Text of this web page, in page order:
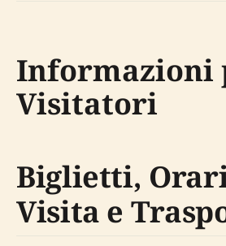
Informazioni
Visitatori
Biglietti,
Visita e